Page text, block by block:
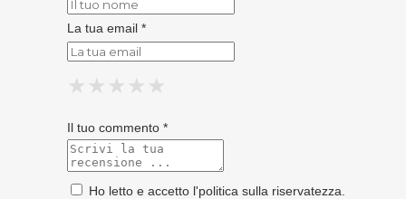
La tua email *
★
★ ★
★ ★ ★
★ ★ ★ ★
★ ★ ★ ★ ★
Il tuo commento *
Ho letto e accetto l'politica sulla riservatezza